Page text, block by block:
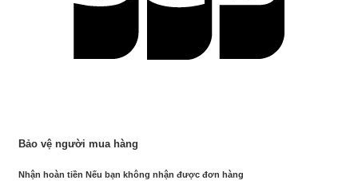
Bảo vệ người mua hàng
Nhận hoàn tiền Nếu bạn không nhận được đơn hàng